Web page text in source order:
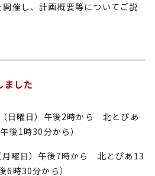
催し、計画概要等についてご説
した
日曜日）午後2時から 北とぴあ
後1時30分から）
曜日）午後7時から 北とぴあ13
6時30分から）